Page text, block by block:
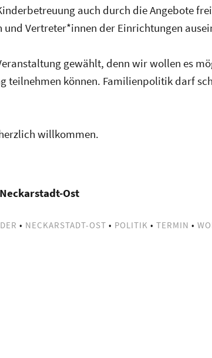
auch durch die Angebote
und Vertreter*innen der Einrichtungen
gewählt, denn wir wollen es
teilnehmen können. Familienpolitikdarf
willkommen.
Ost
• NECKARSTADT-OST • POLITIK • TERMIN •